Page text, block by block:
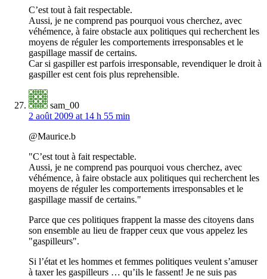
C’est tout à fait respectable.
Aussi, je ne comprend pas pourquoi vous cherchez, avec
véhémence, à faire obstacle aux politiques qui recherchent les
moyens de réguler les comportements irresponsables et le
gaspillage massif de certains.
Car si gaspiller est parfois irresponsable, revendiquer le droit à
gaspiller est cent fois plus reprehensible.
sam_00
2 août 2009 at 14 h 55 min
@Maurice.b
"C’est tout à fait respectable.
Aussi, je ne comprend pas pourquoi vous cherchez, avec
véhémence, à faire obstacle aux politiques qui recherchent les
moyens de réguler les comportements irresponsables et le
gaspillage massif de certains."
Parce que ces politiques frappent la masse des citoyens dans
son ensemble au lieu de frapper ceux que vous appelez les
"gaspilleurs".
Si l’état et les hommes et femmes politiques veulent s’amuser
à taxer les gaspilleurs … qu’ils le fassent! Je ne suis pas